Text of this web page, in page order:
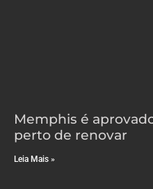
Memphis é
perto de renovar
Leia Mais »